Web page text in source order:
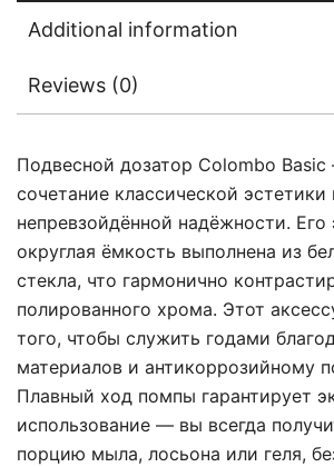
Additional information
Reviews (0)
Подвесной дозатор Colombo
сочетание классической эстетики
непревзойдённой надёжности. Его
округлая ёмкость выполнена из
стекла, что гармонично
полированного хрома. Этот
того, чтобы служить годами
материалов и антикоррозийному
Плавный ход помпы гарантирует
использование — вы всегда
порцию мыла, лосьона или геля,